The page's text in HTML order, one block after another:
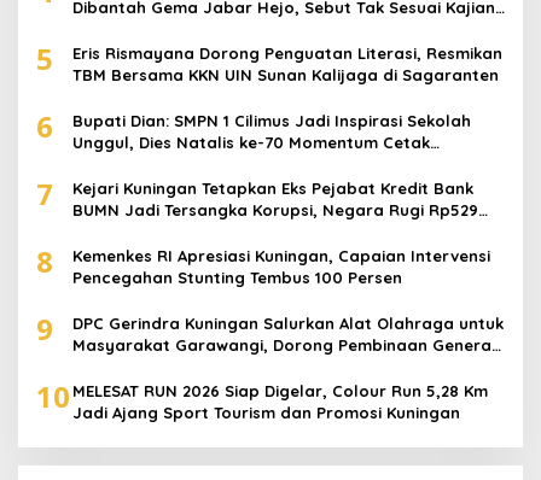
Dibantah Gema Jabar Hejo, Sebut Tak Sesuai Kajian
5
Eris Rismayana Dorong Penguatan Literasi, Resmikan
TBM Bersama KKN UIN Sunan Kalijaga di Sagaranten
6
Bupati Dian: SMPN 1 Cilimus Jadi Inspirasi Sekolah
Unggul, Dies Natalis ke-70 Momentum Cetak
7
Kejari Kuningan Tetapkan Eks Pejabat Kredit Bank
BUMN Jadi Tersangka Korupsi, Negara Rugi Rp529
8
Kemenkes RI Apresiasi Kuningan, Capaian Intervensi
Pencegahan Stunting Tembus 100 Persen
9
DPC Gerindra Kuningan Salurkan Alat Olahraga untuk
Masyarakat Garawangi, Dorong Pembinaan Generasi
10 MELESAT RUN 2026 Siap Digelar, Colour Run 5,28 Km
Jadi Ajang Sport Tourism dan Promosi Kuningan